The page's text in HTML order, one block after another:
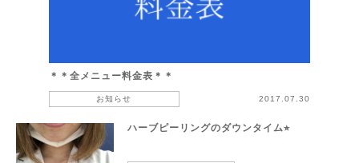
＊＊全メニュー料金表＊＊
お知らせ 2017.07.30
ハーブピーリングのダウンタイム⭐︎